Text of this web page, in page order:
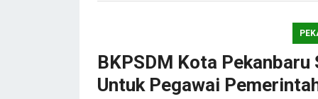
BKPSDM Kota
Untuk Pegawai